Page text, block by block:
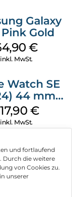
und fortlaufend
Durch die weitere
von Cookies zu.
unserer
Galaxy
Gold
€
inkl. MwSt.
Watch SE
44 mm
+ Cellular
M/L)
€
inkl. MwSt.